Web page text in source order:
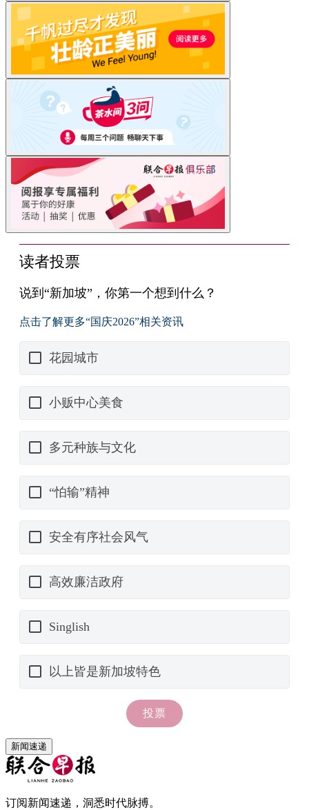
新闻速递
订阅新闻速递，洞悉时代脉搏。